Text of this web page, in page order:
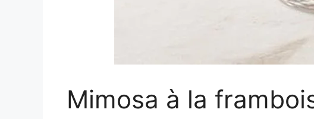
Mimosa à la